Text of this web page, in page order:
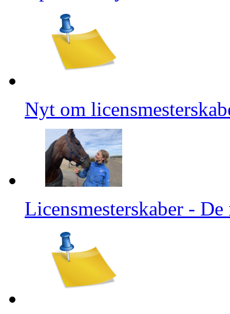
Nyt om
Licensmesterskaber - De